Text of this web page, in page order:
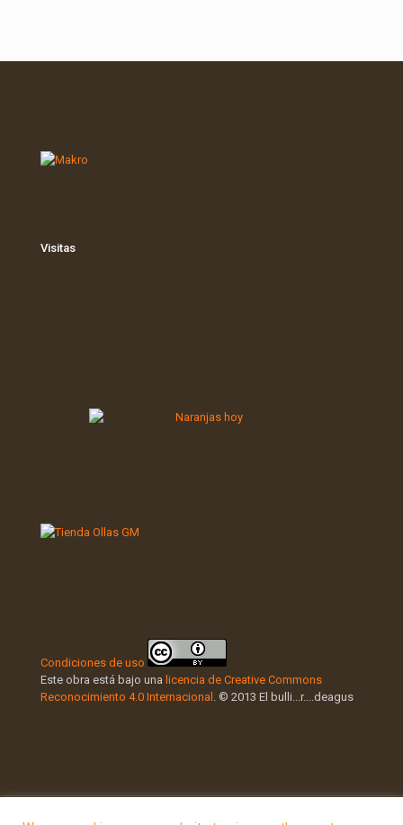
Visitas
Condiciones de uso
Este obra está bajo una licencia de Creative Commons
Reconocimiento 4.0 Internacional
. © 2013 El bulli...r....deagus